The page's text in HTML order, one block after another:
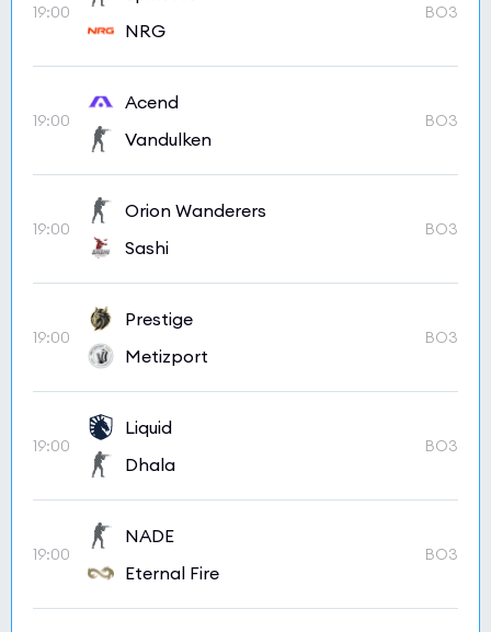
19:00
NRG
BO3
19:00
Acend
Vandulken
BO3
19:00
Orion Wanderers
Sashi
BO3
19:00
Prestige
Metizport
BO3
19:00
Liquid
Dhala
BO3
19:00
NADE
Eternal Fire
BO3